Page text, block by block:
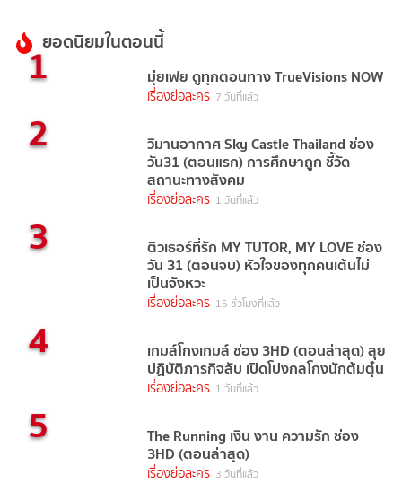
ยอดนิยมในตอนนี้
1 มุ่ยเฟย ดูทุกตอนทาง TrueVisions NOW
เรื่องย่อละคร 7 วันที่แล้ว
2 วิมานอากาศ Sky Castle Thailand ช่อง
วัน31 (ตอนแรก) การศึกษาถูก ชี้วัด
สถานะทางสังคม
เรื่องย่อละคร 1 วันที่แล้ว
3 ติวเธอร์ที่รัก MY TUTOR, MY LOVE ช่อง
วัน 31 (ตอนจบ) หัวใจของทุกคนเต้นไม่
เป็นจังหวะ
เรื่องย่อละคร 15 ชั่วโมงที่แล้ว
4 เกมส์โกงเกมส์ ช่อง 3HD (ตอนล่าสุด) ลุย
ปฏิบัติภารกิจลับ เปิดโปงกลโกงนักต้มตุ๋น
เรื่องย่อละคร 1 วันที่แล้ว
5 The Running เงิน งาน ความรัก ช่อง
3HD (ตอนล่าสุด)
เรื่องย่อละคร 3 วันที่แล้ว